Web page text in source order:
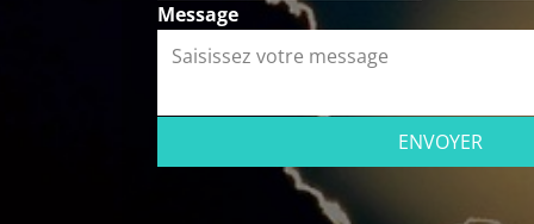
Message
ENVOYER